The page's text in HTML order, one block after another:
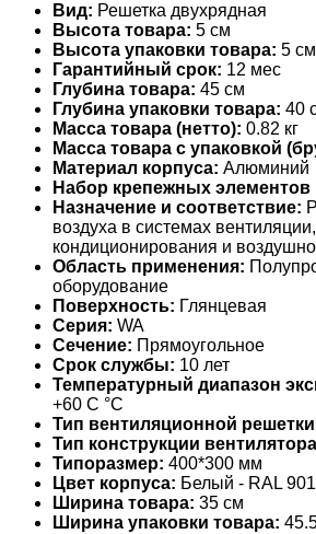
Вид: Решетка двухрядная
Высота товара: 5 см
Высота упаковки товара: 5 см
Гарантийный срок: 12 мес
Глубина товара: 45 см
Глубина упаковки товара: 40
Масса товара (нетто): 0.82 кг
Масса товара с упаковкой
Материал корпуса: Алюминий
Набор крепежных элементов
Назначение и соответствие:
воздуха в системах вентиляции,
кондиционирования и
Область применения:
оборудование
Поверхность: Глянцевая
Серия: WA
Сечение: Прямоугольное
Срок службы: 10 лет
Температурный диапазон
+60 С °С
Тип вентиляционной
Тип конструкции
Типоразмер: 400*300 мм
Цвет корпуса: Белый - RAL
Ширина товара: 35 см
Ширина упаковки товара: